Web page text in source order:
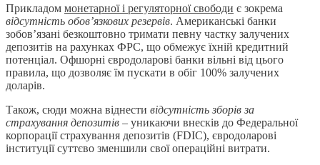
Прикладом монетарної і регуляторної свободи є зокрема
відсутність обов’язкових резервів. Американські банки
зобов’язані безкоштовно тримати певну частку залучених
депозитів на рахунках ФРС, що обмежує їхній кредитний
потенціал. Офшорні євродоларові банки вільні від цього
правила, що дозволяє їм пускати в обіг 100% залучених
доларів.
Також, сюди можна віднести відсутність зборів за
страхування депозитів – уникаючи внесків до Федеральної
корпорації страхування депозитів (FDIC), євродоларові
інституції суттєво зменшили свої операційні витрати.